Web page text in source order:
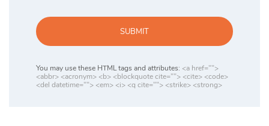
SUBMIT
You may use these HTML tags and attributes: <a href="">
<abbr> <acronym> <b> <blockquote cite=""> <cite> <code>
<del datetime=""> <em> <i> <q cite=""> <strike> <strong>